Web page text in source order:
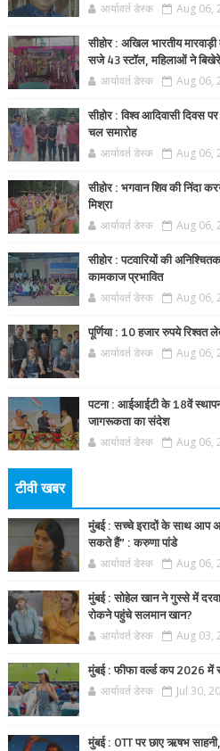
आर्यावर्त डेस्क Aug 06,
सीहोर : अखिल भारतीय
सजे 43 स्टॉल, महिलाओं ने
आर्यावर्त डेस्क Aug 06,
सीहोर : विश्व आदिवासी दिवस
चल समारोह
आर्यावर्त डेस्क Aug 06,
सीहोर : भगवान शिव की निंदा
मिश्रा
आर्यावर्त डेस्क Aug 06,
सीहोर : पटवारियों की
कामकाज प्रभावित
आर्यावर्त डेस्क Aug 06,
पूर्णिया : 10 हजार रुपये रिश्वत
आर्यावर्त डेस्क Aug 06,
पटना : आईआईटी के 18वें
जागरूकता का संदेश
आर्यावर्त डेस्क Aug 06,
टीवी खबर
मुंबई : सच्चे इरादों के साथ आप
सकते हैं” : करुणा पांडे
आर्यावर्त डेस्क Aug 06,
मुंबई : सोहेल खान ने गुस्से में
रोकने पहुंचे सलमान खान?
आर्यावर्त डेस्क Aug 03,
मुंबई : फीफा वर्ल्ड कप 2026 में
आर्यावर्त डेस्क Jul 30,
मुंबई : OTT पर छाए ऋषभ